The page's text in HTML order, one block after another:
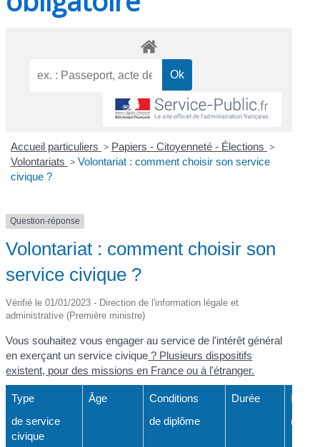
Accueil particuliers > Papiers - Citoyenneté - Élections >
Volontariats > Volontariat : comment choisir son service
civique ?
Question-réponse
Volontariat : comment choisir son
service civique ?
Vérifié le 01/01/2023 - Direction de l'information légale et
administrative (Première ministre)
Vous souhaitez vous engager au service de l'intérêt général
en exerçant un service civique ? Plusieurs dispositifs
existent, pour des missions en France ou à l'étranger.
Type
de service
civique
Âge
Conditions
de diplôme
Durée